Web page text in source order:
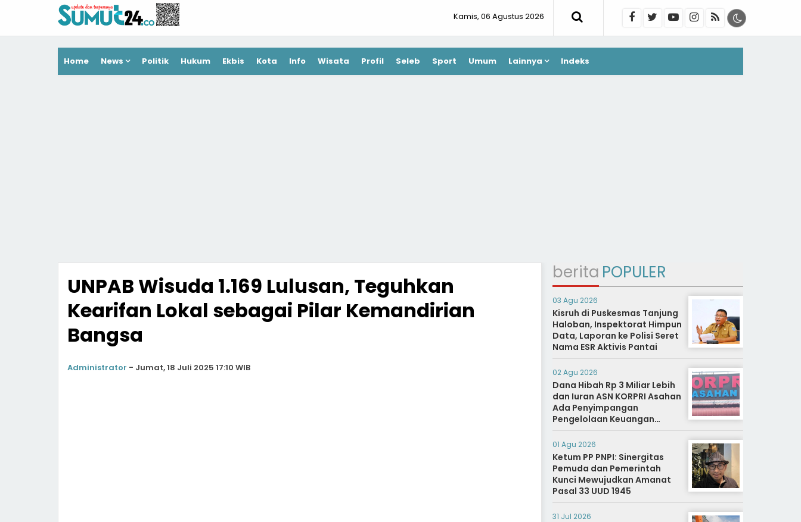
Kamis, 06 Agustus 2026
Home News Politik Hukum Ekbis Kota Info Wisata Profil Seleb Sport Umum Lainnya Indeks
UNPAB Wisuda 1.169 Lulusan, Teguhkan
Kearifan Lokal sebagai Pilar Kemandirian
Bangsa
Administrator - Jumat, 18 Juli 2025 17:10 WIB
berita POPULER
03 Agu 2026
Kisruh di Puskesmas Tanjung
Haloban, Inspektorat Himpun
Data, Laporan ke Polisi Seret
Nama ESR Aktivis Pantai
02 Agu 2026
Dana Hibah Rp 3 Miliar Lebih
dan Iuran ASN KORPRI Asahan
Ada Penyimpangan
Pengelolaan Keuangan
Dipertanyakan, Aparat
Diminta Segera Usut
01 Agu 2026
Ketum PP PNPI: Sinergitas
Pemuda dan Pemerintah
Kunci Mewujudkan Amanat
Pasal 33 UUD 1945
31 Jul 2026